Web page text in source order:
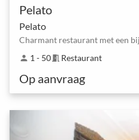
Pelato
Pelato
Charmant restaurant met een
person 1 - 50meeting_room Restaurant
Op aanvraag